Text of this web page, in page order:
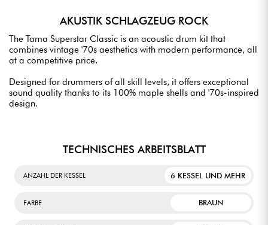
AKUSTIK SCHLAGZEUG ROCK
The Tama Superstar Classic is an acoustic drum kit that
combines vintage '70s aesthetics with modern performance, all
at a competitive price.
Designed for drummers of all skill levels, it offers exceptional
sound quality thanks to its 100% maple shells and '70s-inspired
design.
TECHNISCHES ARBEITSBLATT
ANZAHL DER KESSEL 6 KESSEL UND MEHR
FARBE BRAUN